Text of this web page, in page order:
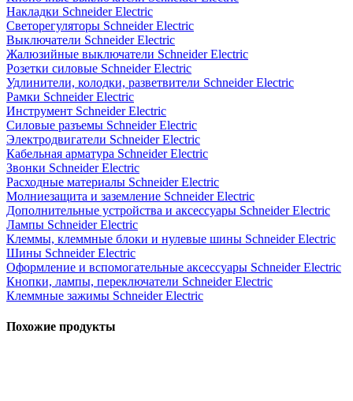
Накладки Schneider Electric
Светорегуляторы Schneider Electric
Выключатели Schneider Electric
Жалюзийные выключатели Schneider Electric
Розетки силовые Schneider Electric
Удлинители, колодки, разветвители Schneider Electric
Рамки Schneider Electric
Инструмент Schneider Electric
Силовые разъемы Schneider Electric
Электродвигатели Schneider Electric
Кабельная арматура Schneider Electric
Звонки Schneider Electric
Расходные материалы Schneider Electric
Молниезащита и заземление Schneider Electric
Дополнительные устройства и аксессуары Schneider Electric
Лампы Schneider Electric
Клеммы, клеммные блоки и нулевые шины Schneider Electric
Шины Schneider Electric
Оформление и вспомогательные аксессуары Schneider Electric
Кнопки, лампы, переключатели Schneider Electric
Клеммные зажимы Schneider Electric
Похожие продукты